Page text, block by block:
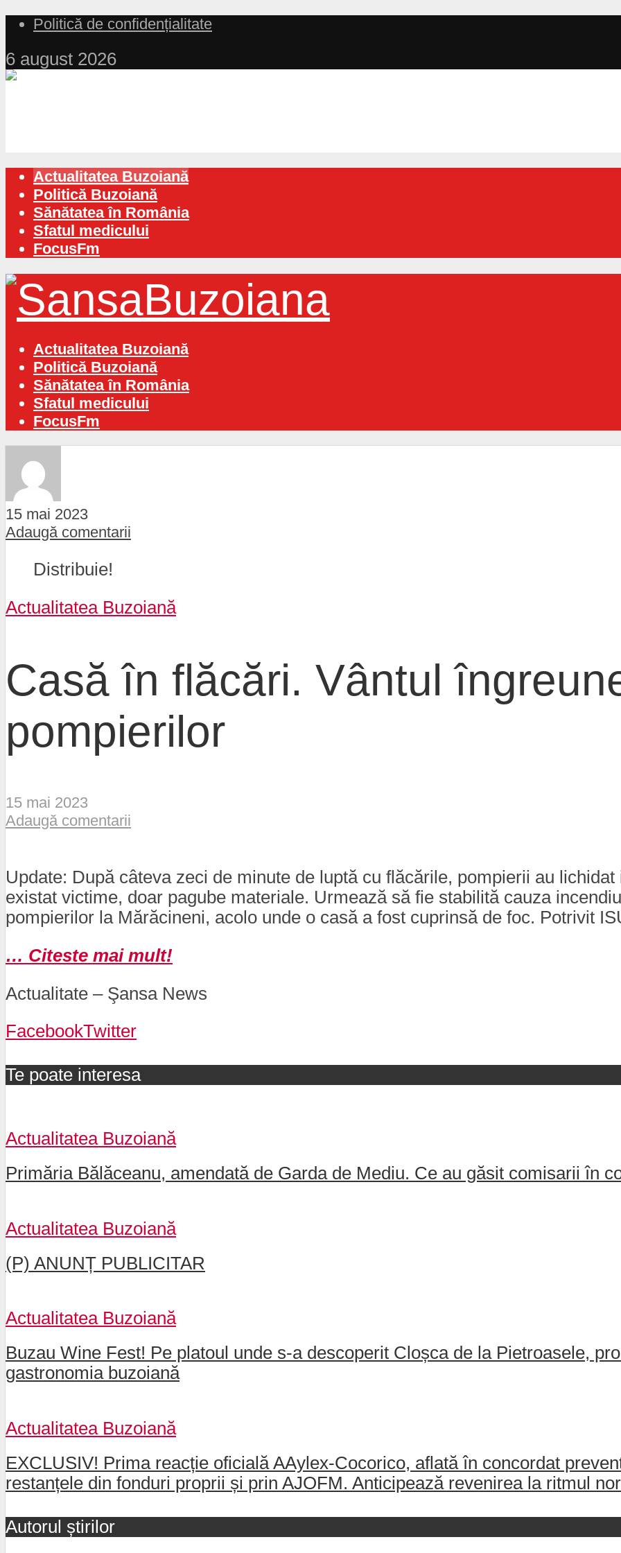
Politică de confidențialitate
6 august 2026
Actualitatea Buzoiană
Politică Buzoiană
Sănătatea în România
Sfatul medicului
FocusFm
Actualitatea Buzoiană
Politică Buzoiană
Sănătatea în România
Sfatul medicului
FocusFm
15 mai 2023
Adaugă comentarii
Distribuie!
Actualitatea Buzoiană
Casă în flăcări. Vântul
pompierilor
15 mai 2023
Adaugă comentarii
Update: După câteva zeci de minute de luptă cu flăcările, pompierii au
existat victime, doar pagube materiale. Urmează să fie stabilită cauza
pompierilor la Mărăcineni, acolo unde o casă a fost cuprinsă de foc. Potrivit
… Citeste mai mult!
Actualitate – Şansa News
FacebookTwitter
Te poate interesa
Actualitatea Buzoiană
Primăria Bălăceanu, amendată de Garda de Mediu. Ce au găsit comisarii în
Actualitatea Buzoiană
(P) ANUNȚ PUBLICITAR
Actualitatea Buzoiană
Buzau Wine Fest! Pe platoul unde s-a descoperit Cloșca de la Pietroasele,
gastronomia buzoiană
Actualitatea Buzoiană
EXCLUSIV! Prima reacție oficială AAylex-Cocorico, aflată în concordat
restanțele din fonduri proprii și prin AJOFM. Anticipează revenirea la ritmul
Autorul știrilor